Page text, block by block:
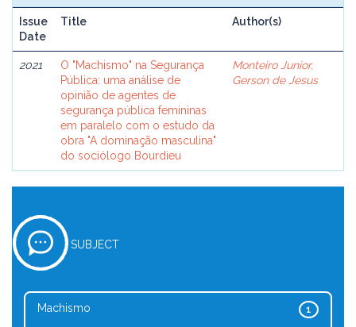
Issue
Date
Title Author(s)
2021
O "Machismo" na Segurança
Pública: uma análise de
opinião de agentes de
segurança pública femininas
em paralelo com o estudo da
obra "A dominação masculina"
do sociólogo Bourdieu
Monteiro Junior,
Gerson de Jesus
SUBJECT
1
Machismo